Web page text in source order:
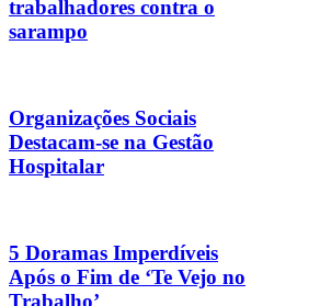
trabalhadores contra o
sarampo
Organizações Sociais
Destacam-se na Gestão
Hospitalar
5 Doramas Imperdíveis
Após o Fim de ‘Te Vejo no